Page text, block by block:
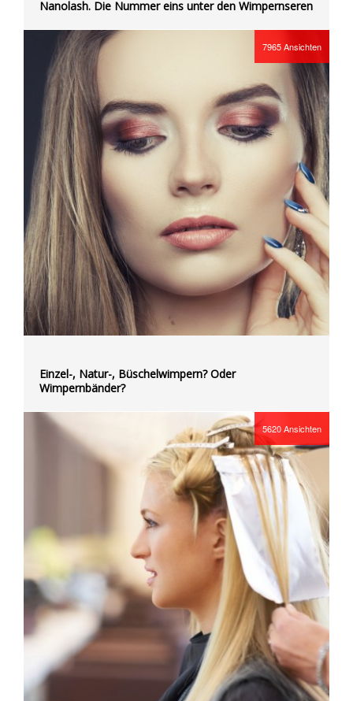
Nanolash. Die Nummer eins unter den Wimpernseren
7965Ansichten
Einzel-, Natur-, Büschelwimpern? Oder
Wimpernbänder?
5620Ansichten